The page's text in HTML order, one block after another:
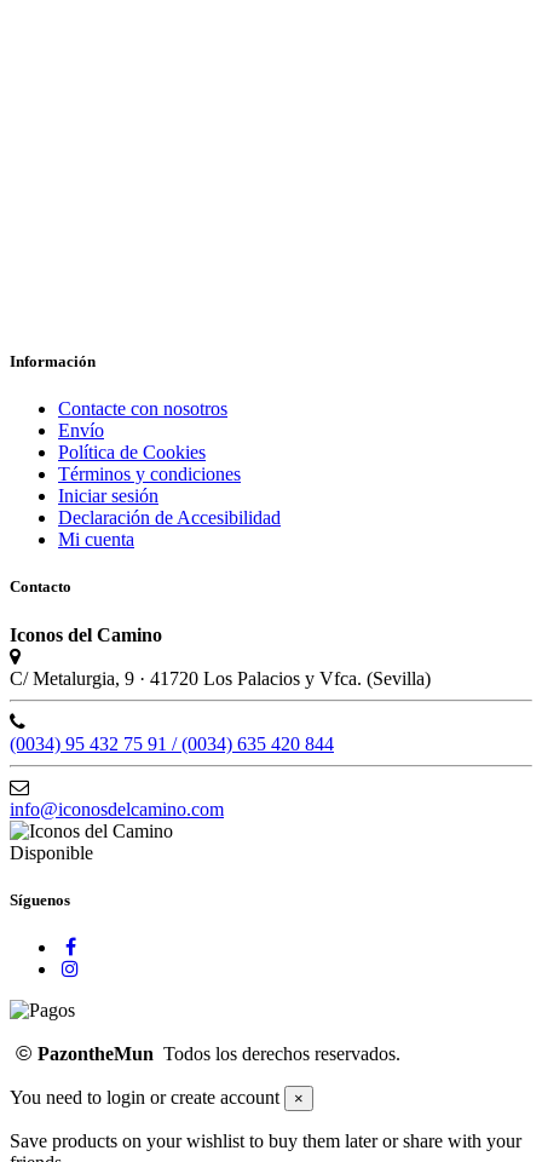
Información
Contacte con nosotros
Envío
Política de Cookies
Términos y condiciones
Iniciar sesión
Declaración de Accesibilidad
Mi cuenta
Contacto
Iconos del Camino
C/ Metalurgia, 9 · 41720 Los Palacios y Vfca. (Sevilla)
(0034) 95 432 75 91 / (0034) 635 420 844
info@iconosdelcamino.com
Disponible
Síguenos
© PazontheMun Todos los derechos reservados.
You need to login or create account ×
Save products on your wishlist to buy them later or share with your